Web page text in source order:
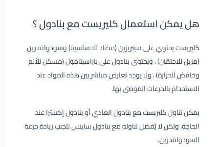
هل يمكن استعمال كليريست مع بنادول ؟
كليريست يحتوي على سيتريزين (مضاد للحساسية) وسودوافدرين
(مزيل للاحتقان) ، ويحتوى بنادول على باراسيتامول (مسكن للألم
وخافض للحرارة) ، ولا يوجد تعارض مباشر بين هذه المواد عند
الاستخدام بالجرعات الموصى بها.
يمكن تناول كليريست مع بنادول العادي أو بنادول إكسترا عند
الحاجة، ولكن لا يُفضل تناوله مع بنادول ساينس لتجنب زيادة جرعة
السودوافدرين.